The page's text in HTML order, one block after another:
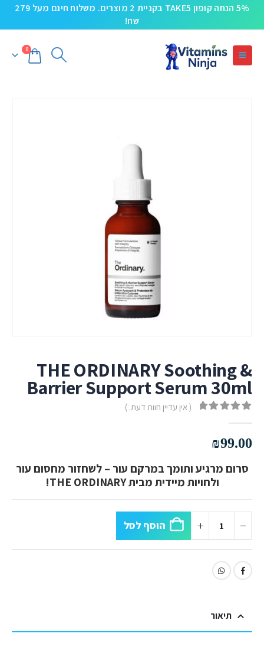
5% הנחה קופון TAKE5 בקניית 2 מוצרים. משלוח חינם מעל 279
שח!
0
THE ORDINARY Soothing &
Barrier Support Serum 30ml
( אין עדיין חוות דעת. )
₪99.00
סרום מרגיע ותומך במרקם עור – לשחזור מחסום עור
ולחויות מיידית מבית THE ORDINARY!
הוסף לסל
תיאור